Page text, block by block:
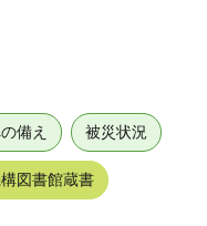
備え 被災状況
図書館蔵書